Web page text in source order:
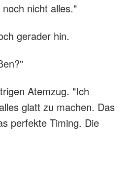
nicht alles."
gerader hin.
Atemzug. "Ich
glatt zu machen. Das
perfekte Timing. Die